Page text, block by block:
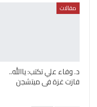
مقالات
د. وفاء علي تكتب: ياالله..
فازت غزة فى ميتشجن